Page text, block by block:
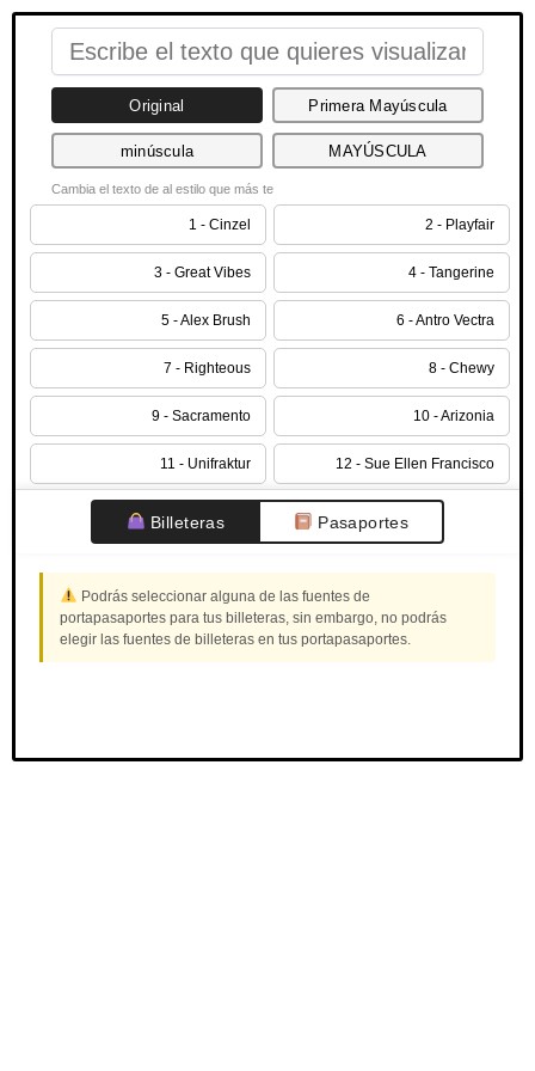
Original Primera Mayúscula
minúscula MAYÚSCULA
Cambia el texto de al estilo que más te
1 - Cinzel 2 - Playfair
3 - Great Vibes 4 - Tangerine
5 - Alex Brush 6 - Antro Vectra
7 - Righteous 8 - Chewy
9 - Sacramento 10 - Arizonia
11 - Unifraktur 12 - Sue Ellen Francisco
Billeteras Pasaportes
Podrás seleccionar alguna de las fuentes de
portapasaportes para tus billeteras, sin embargo, no podrás
elegir las fuentes de billeteras en tus portapasaportes.